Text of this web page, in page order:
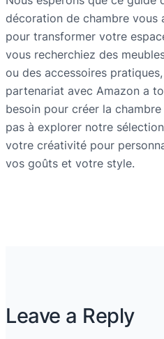
décoration de chambre vous
pour transformer votre
vous recherchiez des
ou des accessoires
partenariat avec Amazon a
besoin pour créer la chambre
pas à explorer notre
votre créativité pour
vos goûts et votre style.
Leave a Reply